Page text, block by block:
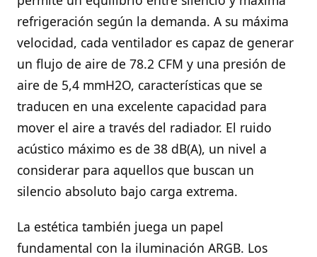
refrigeración según la demanda. A su máxima
velocidad, cada ventilador es capaz de generar
un flujo de aire de 78.2 CFM y una presión de
aire de 5,4 mmH2O, características que se
traducen en una excelente capacidad para
mover el aire a través del radiador. El ruido
acústico máximo es de 38 dB(A), un nivel a
considerar para aquellos que buscan un
silencio absoluto bajo carga extrema.
La estética también juega un papel
fundamental con la iluminación ARGB. Los